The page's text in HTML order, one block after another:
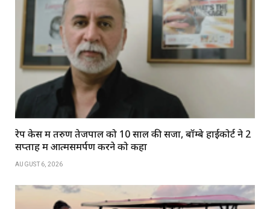
रेप केस में तरुण तेजपाल को 10 साल की सजा, बॉम्बे हाईकोर्ट ने 2
सप्ताह में आत्मसमर्पण करने को कहा
AUGUST 6, 2026